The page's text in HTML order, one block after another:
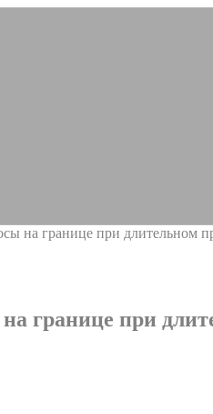
на границе при длительном
границе при